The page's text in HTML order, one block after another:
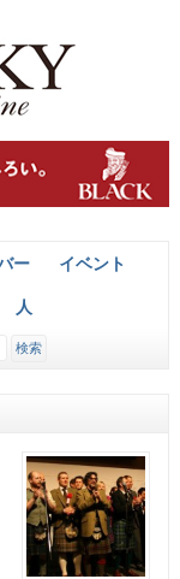
ー イベント
人